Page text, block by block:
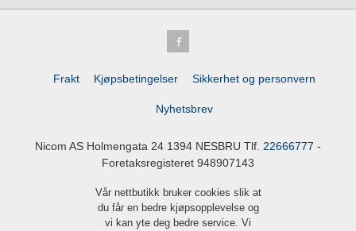
Frakt Kjøpsbetingelser Sikkerhet og personvern
Nyhetsbrev
Nicom AS Holmengata 24 1394 NESBRU Tlf. 22666777 -
Foretaksregisteret 948907143
Vår nettbutikk bruker cookies slik at
du får en bedre kjøpsopplevelse og
vi kan yte deg bedre service. Vi